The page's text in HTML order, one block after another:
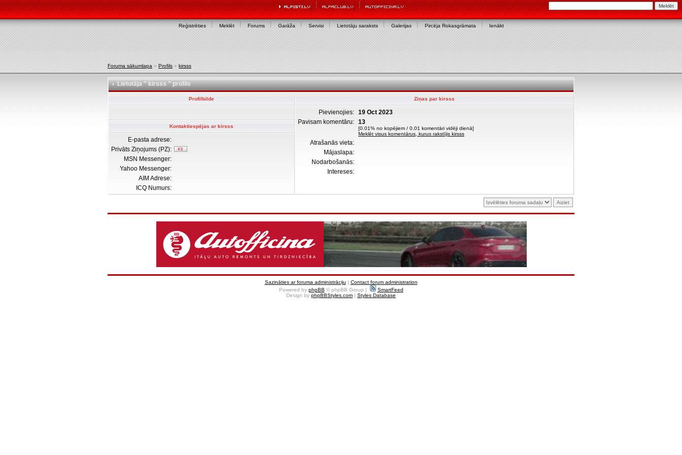
Reģistrēties Meklēt Forums Garāža Servisi Lietotāju saraksts Galerijas Pircēja Rokasgrāmata Ienākt
Foruma sākumlapa » Profils » kirsss
Lietotāja " kirsss " profils
Profilbilde Ziņas par kirsss
Pievienojies: 19 Oct 2023
Pavisam komentāru: 13
[0.01% no kopējiem / 0.01 komentāri vidēji dienā]
Meklēt visus komentārus, kurus rakstījis kirsss
Atrašanās vieta:
Mājaslapa:
Nodarbošanās:
Intereses:
Kontaktiespējas ar kirsss
E-pasta adrese:
Privāts Ziņojums (PZ):
MSN Messenger:
Yahoo Messenger:
AIM Adrese:
ICQ Numurs:
Sazināties ar foruma administrāciju | Contact forum administration
Powered by phpBB © phpBB Group |
SmartFeed
Design by phpBBStyles.com | Styles Database